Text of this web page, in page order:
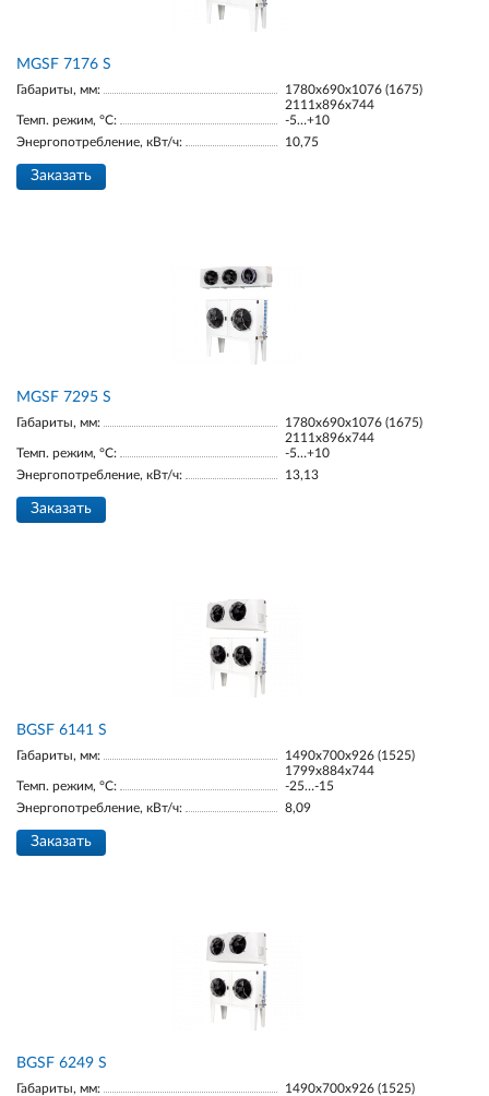
МGSF 7176 S
Габариты, мм:
1780х690х1076 (1675)
2111х896х744
Темп. режим, °С:
-5…+10
Энергопотребление, кВт/ч:
10,75
Заказать
МGSF 7295 S
Габариты, мм:
1780х690х1076 (1675)
2111х896х744
Темп. режим, °С:
-5…+10
Энергопотребление, кВт/ч:
13,13
Заказать
BGSF 6141 S
Габариты, мм:
1490х700х926 (1525)
1799х884х744
Темп. режим, °С:
-25…-15
Энергопотребление, кВт/ч:
8,09
Заказать
BGSF 6249 S
Габариты, мм:
1490х700х926 (1525)